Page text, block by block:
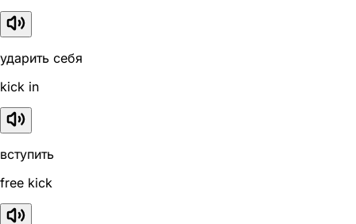
ударить себя
kick in
вступить
free kick